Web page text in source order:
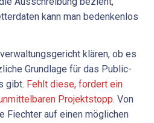
kann man bedenkenlos
klären, ob es
Grundlage für das Public-
gibt. Fehlt diese, fordert ein
Projektstopp. Von
Fiechter auf einen möglichen